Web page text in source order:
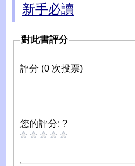
新手必讀
對此書評分
評分 (0 次投票)
您的評分: ?